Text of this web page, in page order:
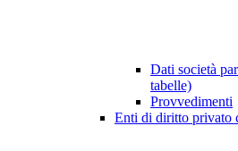
Dati società
tabelle)
Provvedimenti
Enti di diritto privato